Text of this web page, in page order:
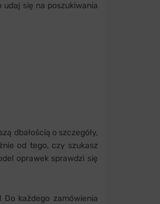
się na poszukiwania
dbałością o szczegóły,
od tego, czy szukasz
oprawek sprawdzi się
każdego zamówienia